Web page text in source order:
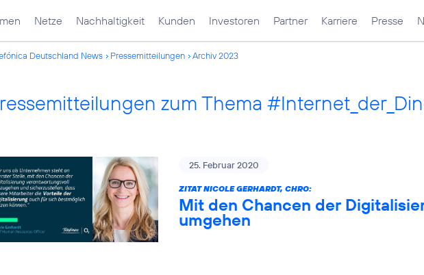
Netze Nachhaltigkeit Kunden Investoren Partner Karriere Presse
Deutschland News Pressemitteilungen Archiv 2023
zum Thema
25. Februar 2020
ZITAT NICOLE GERHARDT, CHRO:
Mit den Chancen der
umgehen